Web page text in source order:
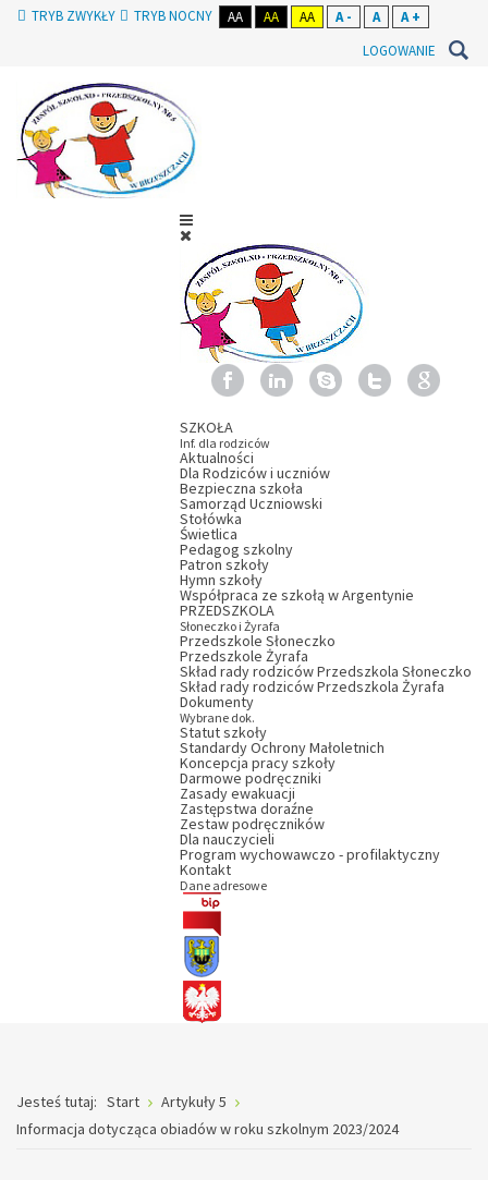
TRYB ZWYKŁY TRYB NOCNY AA AA AA A - A
A +
LOGOWANIE
SZKOŁA
Inf. dla rodziców
Aktualności
Dla Rodziców i uczniów
Bezpieczna szkoła
Samorząd Uczniowski
Stołówka
Świetlica
Pedagog szkolny
Patron szkoły
Hymn szkoły
Współpraca ze szkołą w Argentynie
PRZEDSZKOLA
Słoneczko i Żyrafa
Przedszkole Słoneczko
Przedszkole Żyrafa
Skład rady rodziców Przedszkola Słoneczko
Skład rady rodziców Przedszkola Żyrafa
Dokumenty
Wybrane dok.
Statut szkoły
Standardy Ochrony Małoletnich
Koncepcja pracy szkoły
Darmowe podręczniki
Zasady ewakuacji
Zastępstwa doraźne
Zestaw podręczników
Dla nauczycieli
Program wychowawczo - profilaktyczny
Kontakt
Dane adresowe
Jesteś tutaj: Start
Artykuły 5
Informacja dotycząca obiadów w roku szkolnym 2023/2024